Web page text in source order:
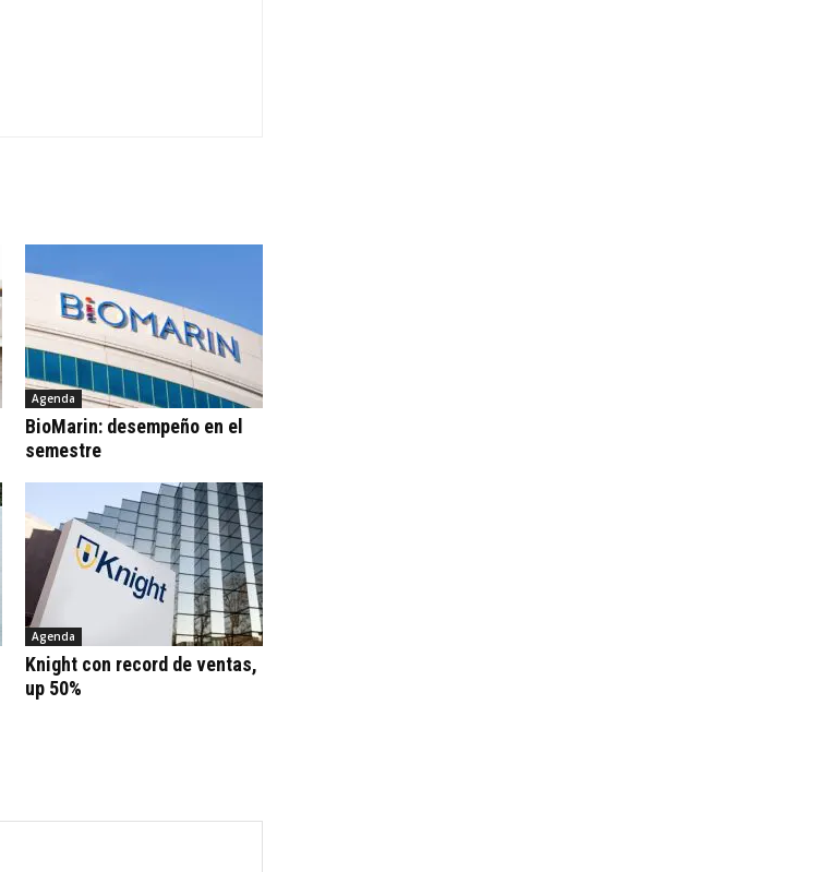
Agenda
BioMarin: desempeño en el
semestre
Agenda
Knight con record de ventas,
up 50%